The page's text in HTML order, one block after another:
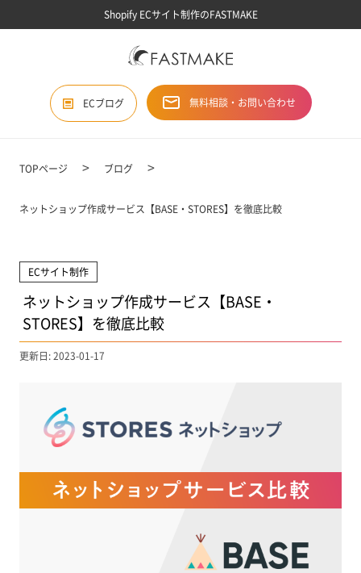
Shopify ECサイト制作のFASTMAKE
ECブログ 無料相談・お問い合わせ
TOPページ ブログ
ネットショップ作成サービス【BASE・STORES】を徹底比較
ECサイト制作
ネットショップ作成サービス【BASE・
STORES】を徹底比較
更新日: 2023-01-17